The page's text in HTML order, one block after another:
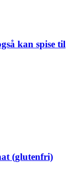
kan spise til
(glutenfri)